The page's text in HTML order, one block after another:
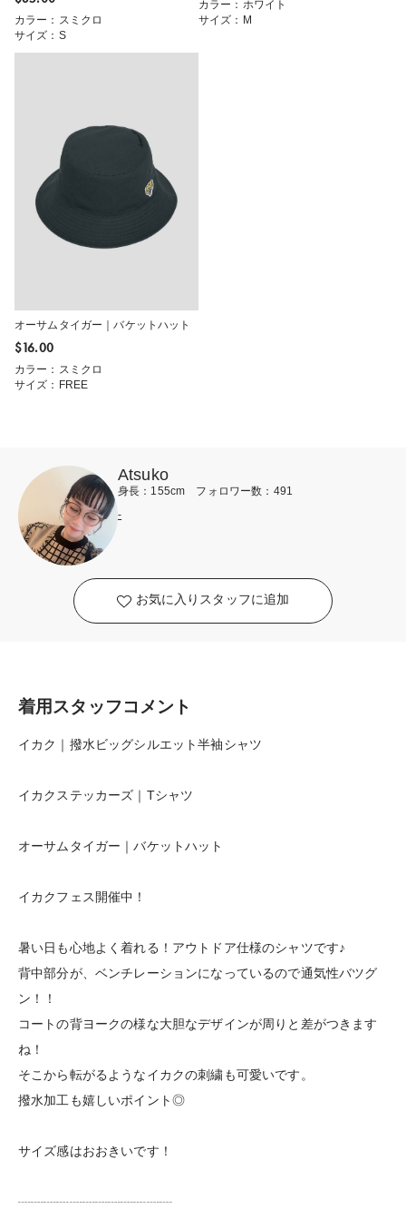
カラー：スミクロ
サイズ：S
カラー：ホワイト
サイズ：M
オーサムタイガー｜バケットハット
$‌16.00
カラー：スミクロ
サイズ：FREE
Atsuko
身長：155cm フォロワー数：491
-
お気に入りスタッフに追加
着用スタッフコメント
イカク｜撥水ビッグシルエット半袖シャツ
イカクステッカーズ｜Tシャツ
オーサムタイガー｜バケットハット
イカクフェス開催中！
暑い日も心地よく着れる！アウトドア仕様のシャツです♪
背中部分が、ベンチレーションになっているので通気性バツグ
ン！！
コートの背ヨークの様な大胆なデザインが周りと差がつきます
ね！
そこから転がるようなイカクの刺繍も可愛いです。
撥水加工も嬉しいポイント◎
サイズ感はおおきいです！
┈┈┈┈┈┈┈┈┈┈┈┈